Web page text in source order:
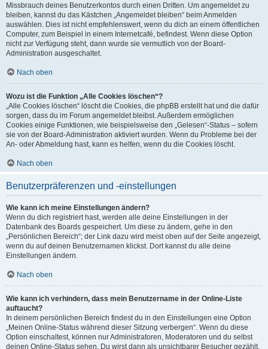
Missbrauch deines Benutzerkontos durch einen Dritten. Um angemeldet zu
bleiben, kannst du das Kästchen „Angemeldet bleiben“ beim Anmelden
auswählen. Dies ist nicht empfehlenswert, wenn du dich an einem öffentlichen
Computer, zum Beispiel in einem Internetcafé, befindest. Wenn diese Option
nicht zur Verfügung steht, dann wurde sie vermutlich von der Board-
Administration ausgeschaltet.
Nach oben
Wozu ist die Funktion „Alle Cookies löschen“?
„Alle Cookies löschen“ löscht die Cookies, die phpBB erstellt hat und die dafür
sorgen, dass du im Forum angemeldet bleibst. Außerdem ermöglichen
Cookies einige Funktionen, wie beispielsweise den „Gelesen“-Status – sofern
sie von der Board-Administration aktiviert wurden. Wenn du Probleme bei der
An- oder Abmeldung hast, kann es helfen, wenn du die Cookies löscht.
Nach oben
Benutzerpräferenzen und -einstellungen
Wie kann ich meine Einstellungen ändern?
Wenn du dich registriert hast, werden alle deine Einstellungen in der
Datenbank des Boards gespeichert. Um diese zu ändern, gehe in den
„Persönlichen Bereich“; der Link dazu wird meist oben auf der Seite angezeigt,
wenn du auf deinen Benutzernamen klickst. Dort kannst du alle deine
Einstellungen ändern.
Nach oben
Wie kann ich verhindern, dass mein Benutzername in der Online-Liste
auftaucht?
In deinem persönlichen Bereich findest du in den Einstellungen eine Option
„Meinen Online-Status während dieser Sitzung verbergen“. Wenn du diese
Option einschaltest, können nur Administratoren, Moderatoren und du selbst
deinen Online-Status sehen. Du wirst dann als unsichtbarer Besucher gezählt.